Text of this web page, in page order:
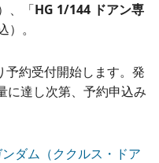
、「HG 1/144 ドアン専
。
約受付開始します。発
に達し次第、予約申込み
ンダム（ククルス・ドア